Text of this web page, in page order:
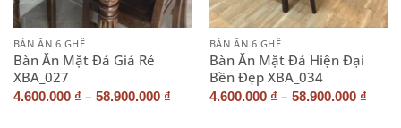
BÀN ĂN 6 GHẾ
Bàn Ăn Mặt Đá Giá Rẻ
XBA_027
4.600.000 ₫ – 58.900.000 ₫
BÀN ĂN 6 GHẾ
Bàn Ăn Mặt Đá Hiện Đại
Bền Đẹp XBA_034
4.600.000 ₫ – 58.900.000 ₫